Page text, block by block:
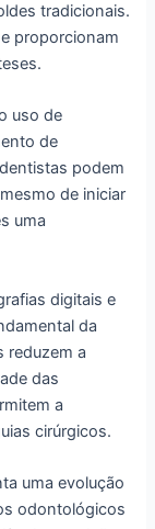
tradicionais.
proporcionam
uso de
de
podem
de iniciar
uma
digitais e
da
reduzem a
das
a
cirúrgicos.
uma evolução
odontológicos